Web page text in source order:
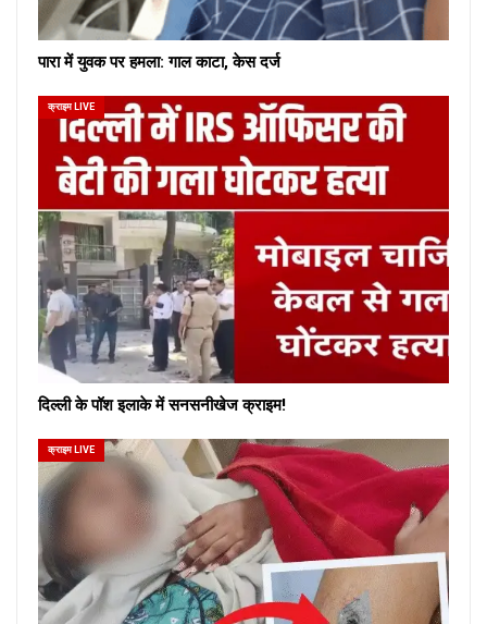
पारा में युवक पर हमला: गाल काटा, केस दर्ज
क्राइम LIVE
दिल्ली के पॉश इलाके में सनसनीखेज क्राइम!
क्राइम LIVE